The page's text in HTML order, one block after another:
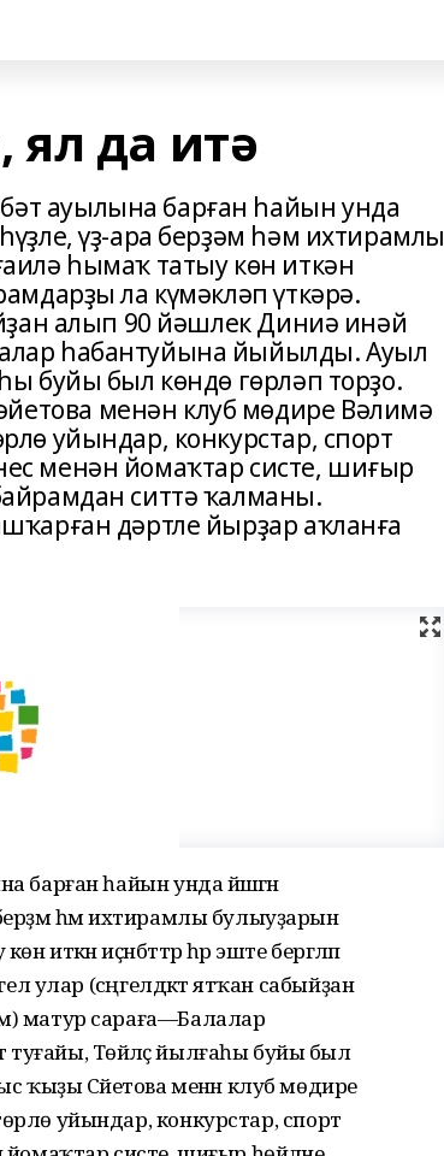
ял да итә
ауылына барған һайын унда
үҙ-ара берҙәм һәм ихтирамлы
һымаҡ татыу көн иткән
ла күмәкләп үткәрә.
алып 90 йәшлек Диниә инәй
һабантуйына йыйылды. Ауыл
буйы был көндө гөрләп торҙо.
менән клуб мөдире Вәлимә
уйындар, конкурстар, спорт
менән йомаҡтар систе, шиғыр
ситтә ҡалманы.
дәртле йырҙар аҡланға
барған һайын унда йәшәгән
һәм ихтирамлы булыуҙарын
иҫәнбәттәр һәр эште бергәләп
улар (сәңгелдәктә ятҡан сабыйҙан
матур сараға—Балалар
Төйәләҫ йылғаһы буйы был
ҡыҙы Сәйетова менән клуб мөдире
уйындар, конкурстар, спорт